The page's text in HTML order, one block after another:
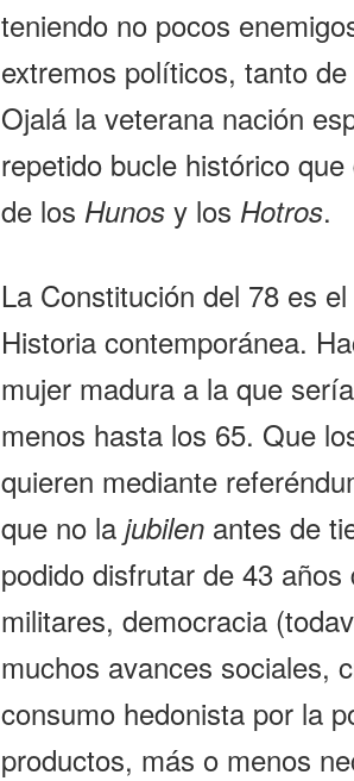
teniendo no pocos
extremos políticos, tanto
Ojalá la veterana nación
repetido bucle histórico
de los Hunosy los Hotros.
La Constitución del 78 es
Historia contemporánea.
mujer madura a la que
menos hasta los 65. Que
quieren mediante
que no la jubilenantes de
podido disfrutar de 43
militares, democracia
muchos avances sociales,
consumo hedonista por la
productos, más o menos